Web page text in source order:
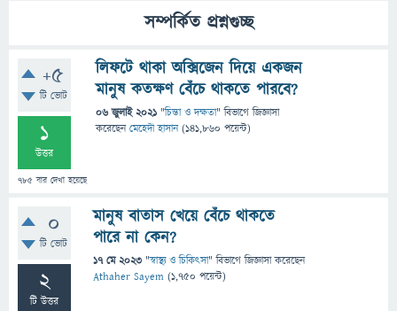
সম্পর্কিত প্রশ্নগুচ্ছ
+5
টি ভোট
1
উত্তর
785 বার দেখা হয়েছে
লিফটে থাকা অক্সিজেন দিয়ে একজন
মানুষ কতক্ষণ বেঁচে থাকতে পারবে?
06 জুলাই 2021 "চিন্তা ও দক্ষতা" বিভাগে জিজ্ঞাসা
করেছেনমেহেদী হাসান (141,860 পয়েন্ট)
0
টি ভোট
2
টি উত্তর
মানুষ বাতাস খেয়ে বেঁচে থাকতে
পারে না কেন?
17 মে 2023 "স্বাস্থ্য ও চিকিৎসা" বিভাগে জিজ্ঞাসাকরেছেন
Athaher Sayem (1,750 পয়েন্ট)